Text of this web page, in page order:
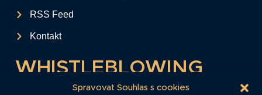
Spravovat Souhlas s cookies
RSS Feed
Kontakt
WHISTLEBLOWING
Tento formulář slouží k anonymnímu zaslání